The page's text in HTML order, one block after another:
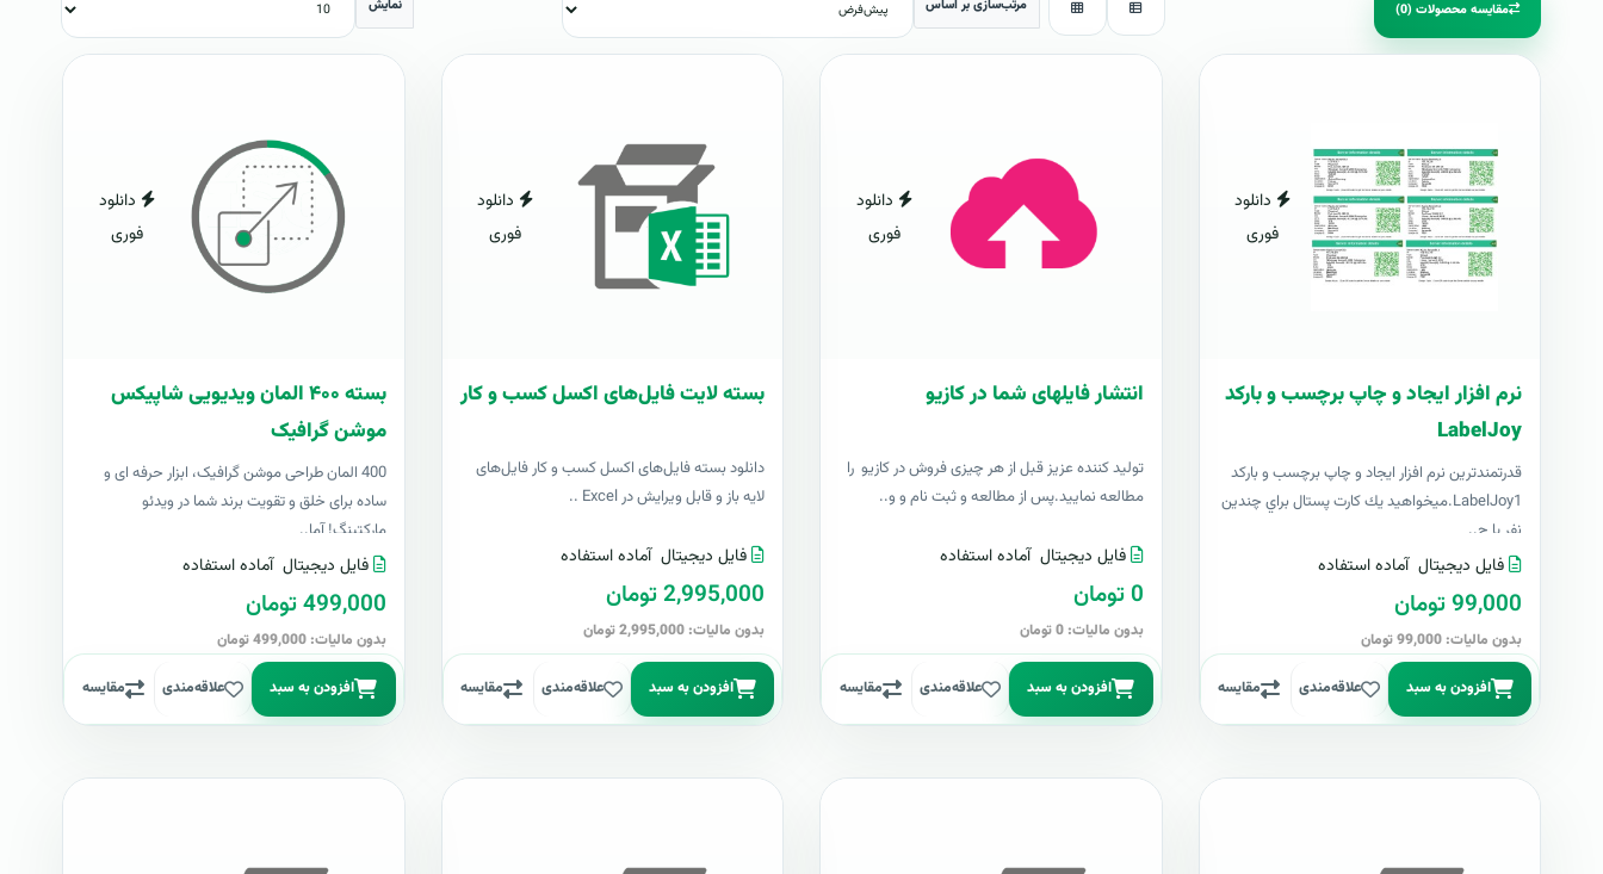
مقایسه محصولات (0) مرتب‌سازی بر اساس نمایش
دانلود
فوری
نرم افزار ایجاد و چاپ برچسب و بارکد
LabelJoy
قدرتمندترين نرم افزار ایجاد و چاپ برچسب و بارکد
LabelJoy1.ميخواهيد يك كارت پستال براي چندين
نفر يا چ..
فایل دیجیتال آماده استفاده
99,000 تومان
بدون مالیات: 99,000 تومان
افزودن به سبد علاقه‌مندی مقایسه
دانلود
فوری
انتشار فایلهای شما در کازیو
توليد کننده عزيز قبل از هر چیزی فروش در کازیو را
مطالعه نمایید.پس از مطالعه و ثبت نام و و..
فایل دیجیتال آماده استفاده
0 تومان
بدون مالیات: 0 تومان
افزودن به سبد علاقه‌مندی مقایسه
دانلود
فوری
بسته لایت فایل‌های اکسل کسب و کار
دانلود بسته فایل‌های اکسل کسب و کار فایل‌های
لایه باز و قابل ویرایش در Excel ..
فایل دیجیتال آماده استفاده
2,995,000 تومان
بدون مالیات: 2,995,000 تومان
افزودن به سبد علاقه‌مندی مقایسه
دانلود
فوری
بسته ۴۰۰ المان ویدیویی شاپیکس
موشن گرافیک
400 المان طراحی موشن گرافیک، ابزار حرفه ای و
ساده برای خلق و تقویت برند شما در ویدئو
مارکتینگ! آما..
فایل دیجیتال آماده استفاده
499,000 تومان
بدون مالیات: 499,000 تومان
افزودن به سبد علاقه‌مندی مقایسه